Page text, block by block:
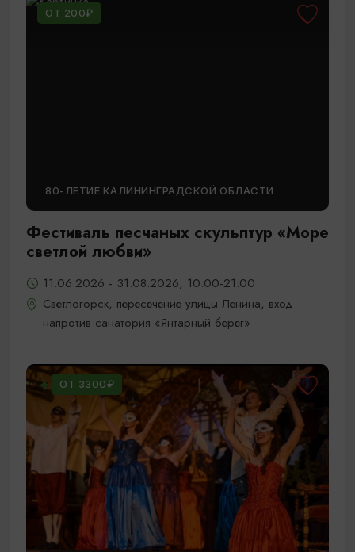
ОТ 200₽
80-ЛЕТИЕ КАЛИНИНГРАДСКОЙ ОБЛАСТИ
Фестиваль песчаных скульптур «Море
светлой любви»
11.06.2026 - 31.08.2026, 10:00-21:00
Светлогорск, пересечение улицы Ленина, вход
напротив санатория «Янтарный берег»
ОТ 3300₽